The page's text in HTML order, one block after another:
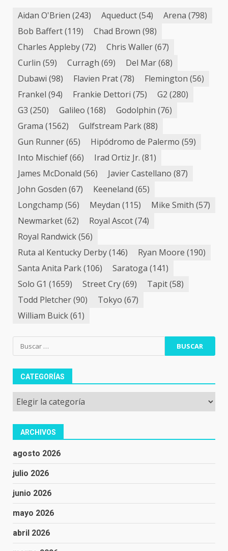
Aidan O'Brien (243) Aqueduct(54) Arena (798)
Bob Baffert(119) Chad Brown (98)
Charles Appleby(72) Chris Waller(67)
Curlin (59) Curragh (69) Del Mar(68)
Dubawi (98) Flavien Prat(78) Flemington (56)
Frankel (94) Frankie Dettori (75) G2 (280)
G3 (250) Galileo (168) Godolphin (76)
Grama (1562) Gulfstream Park(88)
Gun Runner(65) Hipódromo de Palermo (59)
Into Mischief(66) Irad Ortiz Jr. (81)
James McDonald (56) Javier Castellano (87)
John Gosden (67) Keeneland (65)
Longchamp (56) Meydan (115) Mike Smith (57)
Newmarket(62) Royal Ascot(74)
Royal Randwick(56)
Ruta al Kentucky Derby(146) Ryan Moore (190)
Santa Anita Park(106) Saratoga (141)
Solo G1 (1659) Street Cry(69) Tapit(58)
Todd Pletcher(90) Tokyo (67)
William Buick(61)
Buscar:
CATEGORÍAS
Categorías
ARCHIVOS
agosto 2026
julio 2026
junio 2026
mayo 2026
abril 2026